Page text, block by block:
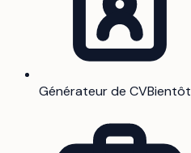
Générateur de CVBientôt